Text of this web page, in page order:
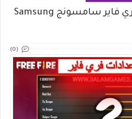
أفضل إعدادات فري فاير سامسونج Samsung
(0)